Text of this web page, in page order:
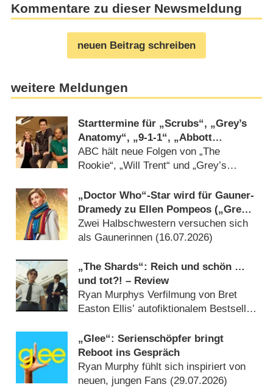
Kommentare zu dieser Newsmeldung
neuen Beitrag schreiben
weitere Meldungen
Starttermine für „Scrubs“, „Grey’s
Anatomy“, „9-1-1“, „Abbott
Elementary“ und mehr verkündet
ABC hält neue Folgen von „The
Rookie“, „Will Trent“ und „Grey’s
(28.07.2026)
„Doctor Who“-Star wird für Gauner-
Dramedy zu Ellen Pompeos („Grey’s
Anatomy“) Serienschwester
Zwei Halbschwestern versuchen sich
als Gaunerinnen (16.07.2026)
„The Shards“: Reich und schön …
und tot?! – Review
Ryan Murphys Verfilmung von Bret
Easton Ellis’ autofiktionalem Bestseller
Angeles der 1980er-Jahre schillert
verführerisch (05.08.2026)
„Glee“: Serienschöpfer bringt
Reboot ins Gespräch
Ryan Murphy fühlt sich inspiriert von
neuen, jungen Fans (29.07.2026)